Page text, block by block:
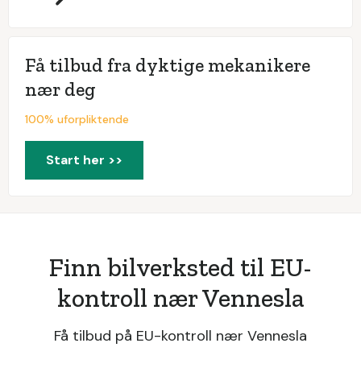
Få tilbud fra dyktige mekanikere
nær deg
100% uforpliktende
Start her >>
Finn bilverksted til EU-
kontroll nær Vennesla
Få tilbud på EU-kontroll nær Vennesla